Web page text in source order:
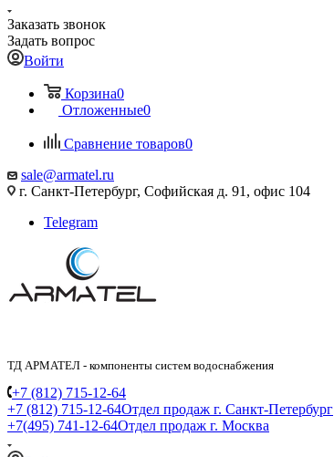
Заказать звонок
Задать вопрос
Войти
Корзина0
Отложенные0
Сравнение товаров0
sale@armatel.ru
г. Санкт-Петербург, Софийская д. 91, офис 104
Telegram
ТД АРМАТЕЛ - компоненты систем водоснабжения
+7 (812) 715-12-64
+7 (812) 715-12-64Отдел продаж г. Санкт-Петербург
+7(495) 741-12-64Отдел продаж г. Москва